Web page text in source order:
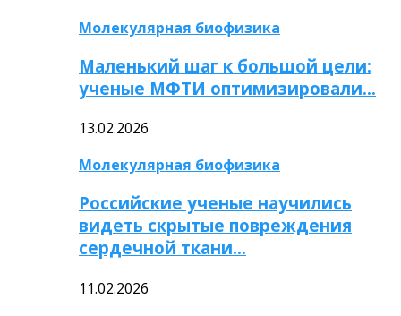
Молекулярная биофизика
Маленький шаг к большой цели:
ученые МФТИ оптимизировали…
13.02.2026
Молекулярная биофизика
Российские ученые научились
видеть скрытые повреждения
сердечной ткани…
11.02.2026